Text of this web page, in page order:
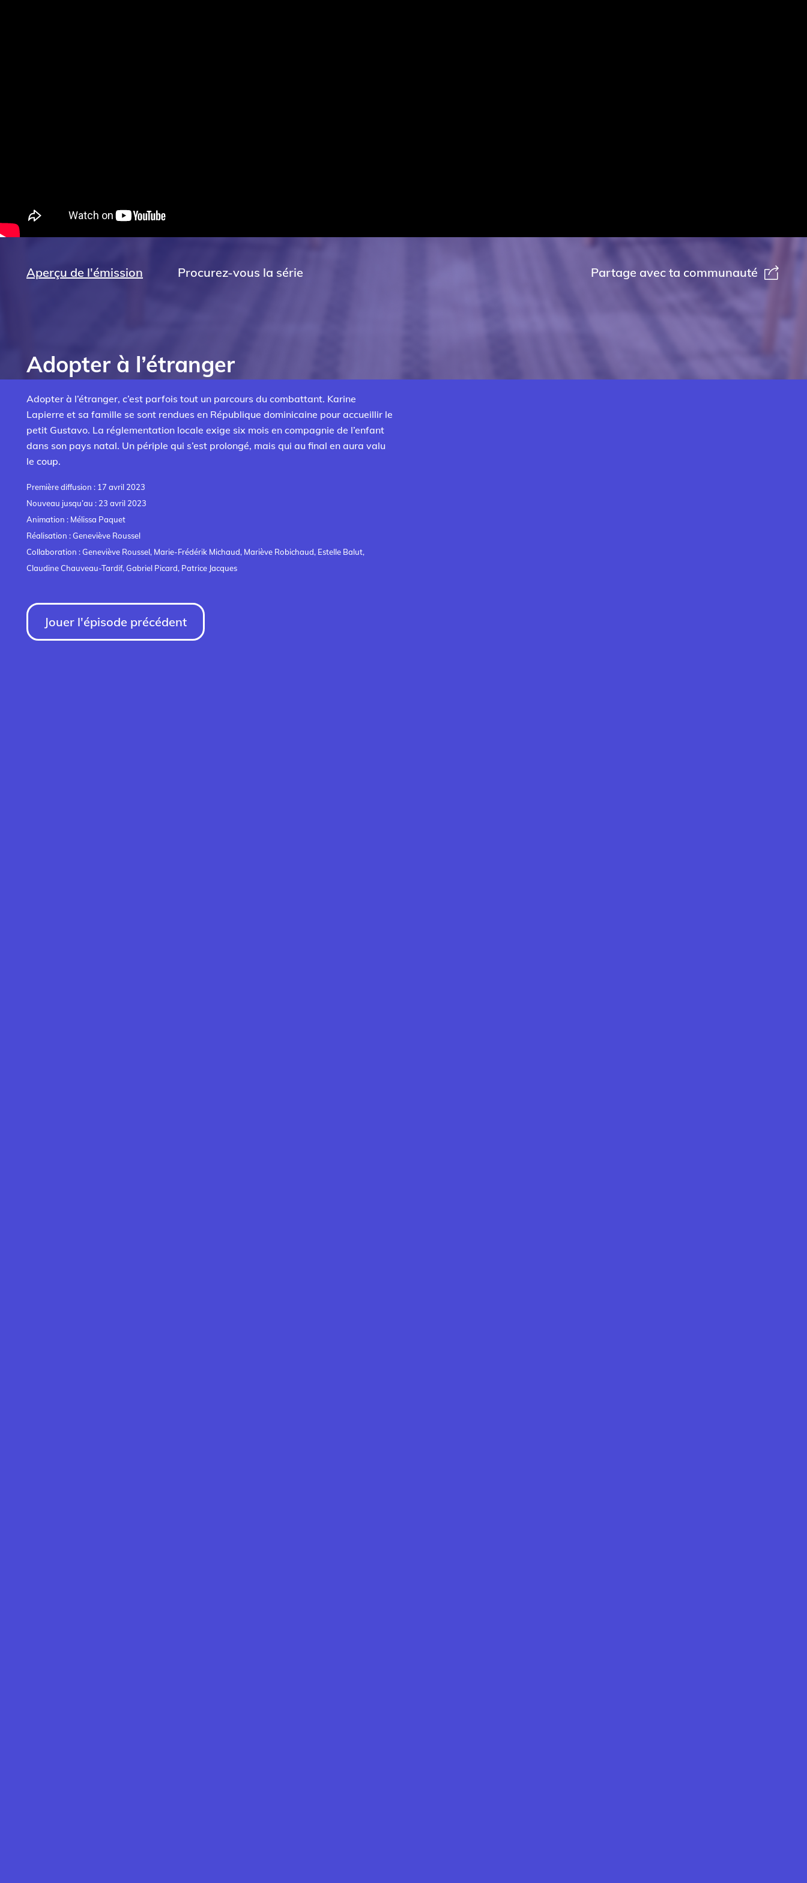
Aperçu de l'émission Procurez-vous la série Partage avec ta communauté
Adopter à l’étranger
Adopter à l’étranger, c’est parfois tout un parcours du combattant. Karine
Lapierre et sa famille se sont rendues en République dominicaine pour accueillir le
petit Gustavo. La réglementation locale exige six mois en compagnie de l’enfant
dans son pays natal. Un périple qui s’est prolongé, mais qui au final en aura valu
le coup.
Première diffusion : 17 avril 2023
Nouveau jusqu’au : 23 avril 2023
Animation : Mélissa Paquet
Réalisation : Geneviève Roussel
Collaboration : Geneviève Roussel, Marie-Frédérik Michaud, Mariève Robichaud, Estelle Balut,
Claudine Chauveau-Tardif, Gabriel Picard, Patrice Jacques
Jouer l'épisode précédent